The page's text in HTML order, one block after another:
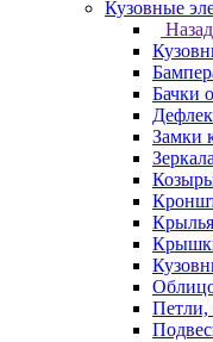
Кузовные
Назад
Бачки
Замки
Зеркала
Крылья